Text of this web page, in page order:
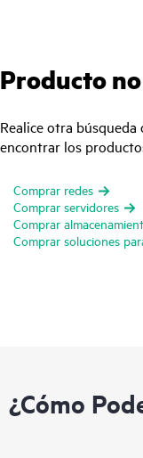
Producto
Realice otra
encontrar los
Comprar redes
Comprar servidores
Comprar
Comprar soluciones
¿Cómo